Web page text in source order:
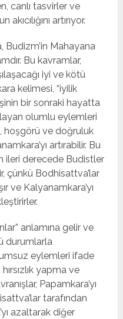
canlı tasvirler ve
artırıyor.
Budizm’in Mahayana
Bu kavramlar,
iyi ve kötü
kelimesi, “iyilik
bir sonraki hayatta
olumlu eylemleri
hoşgörü ve doğruluk
artırabilir. Bu
ileri derecede Budistler
çünkü Bodhisattva’lar
ve Kalyanamkara’yı
anlamına gelir ve
durumlarla
eylemleri ifade
yapma ve
Papamkara’yı
tarafından
azaltarak diğer